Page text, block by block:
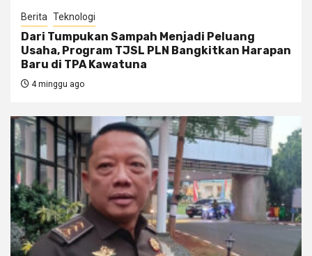
Berita Teknologi
Dari Tumpukan Sampah Menjadi Peluang
Usaha, Program TJSL PLN Bangkitkan Harapan
Baru di TPA Kawatuna
4 minggu ago